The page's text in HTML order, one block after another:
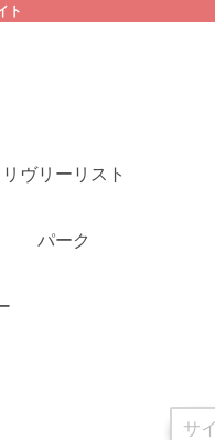
ト
リヴリーリスト
パーク